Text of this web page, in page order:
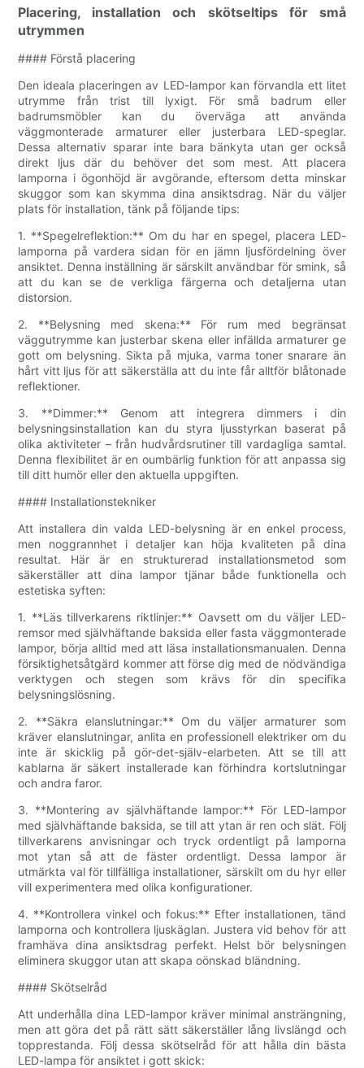
Placering, installation och skötseltips för små
utrymmen
#### Förstå placering
Den ideala placeringen av LED-lampor kan förvandla ett litet
utrymme från trist till lyxigt. För små badrum eller
badrumsmöbler kan du överväga att använda
väggmonterade armaturer eller justerbara LED-speglar.
Dessa alternativ sparar inte bara bänkyta utan ger också
direkt ljus där du behöver det som mest. Att placera
lamporna i ögonhöjd är avgörande, eftersom detta minskar
skuggor som kan skymma dina ansiktsdrag. När du väljer
plats för installation, tänk på följande tips:
1. **Spegelreflektion:** Om du har en spegel, placera LED-
lamporna på vardera sidan för en jämn ljusfördelning över
ansiktet. Denna inställning är särskilt användbar för smink, så
att du kan se de verkliga färgerna och detaljerna utan
distorsion.
2. **Belysning med skena:** För rum med begränsat
väggutrymme kan justerbar skena eller infällda armaturer ge
gott om belysning. Sikta på mjuka, varma toner snarare än
hårt vitt ljus för att säkerställa att du inte får alltför blåtonade
reflektioner.
3. **Dimmer:** Genom att integrera dimmers i din
belysningsinstallation kan du styra ljusstyrkan baserat på
olika aktiviteter – från hudvårdsrutiner till vardagliga samtal.
Denna flexibilitet är en oumbärlig funktion för att anpassa sig
till ditt humör eller den aktuella uppgiften.
#### Installationstekniker
Att installera din valda LED-belysning är en enkel process,
men noggrannhet i detaljer kan höja kvaliteten på dina
resultat. Här är en strukturerad installationsmetod som
säkerställer att dina lampor tjänar både funktionella och
estetiska syften:
1. **Läs tillverkarens riktlinjer:** Oavsett om du väljer LED-
remsor med självhäftande baksida eller fasta väggmonterade
lampor, börja alltid med att läsa installationsmanualen. Denna
försiktighetsåtgärd kommer att förse dig med de nödvändiga
verktygen och stegen som krävs för din specifika
belysningslösning.
2. **Säkra elanslutningar:** Om du väljer armaturer som
kräver elanslutningar, anlita en professionell elektriker om du
inte är skicklig på gör-det-själv-elarbeten. Att se till att
kablarna är säkert installerade kan förhindra kortslutningar
och andra faror.
3. **Montering av självhäftande lampor:** För LED-lampor
med självhäftande baksida, se till att ytan är ren och slät. Följ
tillverkarens anvisningar och tryck ordentligt på lamporna
mot ytan så att de fäster ordentligt. Dessa lampor är
utmärkta val för tillfälliga installationer, särskilt om du hyr eller
vill experimentera med olika konfigurationer.
4. **Kontrollera vinkel och fokus:** Efter installationen, tänd
lamporna och kontrollera ljuskäglan. Justera vid behov för att
framhäva dina ansiktsdrag perfekt. Helst bör belysningen
eliminera skuggor utan att skapa oönskad bländning.
#### Skötselråd
Att underhålla dina LED-lampor kräver minimal ansträngning,
men att göra det på rätt sätt säkerställer lång livslängd och
topprestanda. Följ dessa skötselråd för att hålla din bästa
LED-lampa för ansiktet i gott skick: